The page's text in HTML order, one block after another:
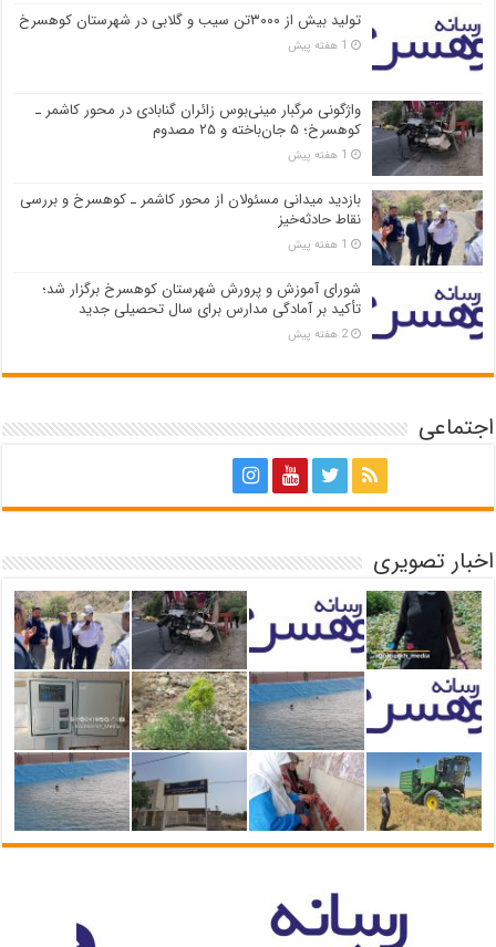
تولید بیش از ۳۰۰۰تن سیب و گلابی در شهرستان کوهسرخ
1 هفته پیش
واژگونی مرگبار مینی‌بوس زائران گنابادی در محور کاشمر ـ
کوهسرخ؛ ۵ جان‌باخته و ۲۵ مصدوم
1 هفته پیش
بازدید میدانی مسئولان از محور کاشمر ـ کوهسرخ و بررسی
نقاط حادثه‌خیز
1 هفته پیش
شورای آموزش و پرورش شهرستان کوهسرخ برگزار شد؛
تأکید بر آمادگی مدارس برای سال تحصیلی جدید
2 هفته پیش
اجتماعی
اخبار تصویری